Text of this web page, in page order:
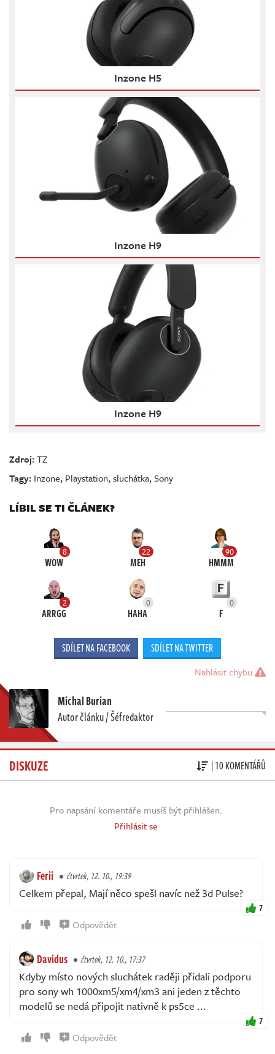
Inzone H5
Inzone H9
Inzone H9
Zdroj:TZ
Tagy: Inzone, Playstation,sluchátka,Sony
LÍBIL SE TI ČLÁNEK?
8
WOW
22
MEH
90
HMMM
2
ARRGG
0
HAHA
0
F
SDÍLET NA FACEBOOK SDÍLET NA TWITTER
Nahlásit chybu
Michal Burian
Autor článku / Šéfredaktor
DISKUZE | 10 KOMENTÁŘŮ
Pro napsání komentáře musíš být přihlášen.
Přihlásit se
Ferii čtvrtek, 12. 10., 19:39
Celkem přepal, Mají něco spešl navíc než 3d Pulse?
7
Odpovědět
Davidus čtvrtek, 12. 10., 17:37
Kdyby místo nových sluchátek raději přidali podporu
pro sony wh 1000xm5/xm4/xm3 ani jeden z těchto
modelů se nedá připojit nativně k ps5ce ...
7
Odpovědět